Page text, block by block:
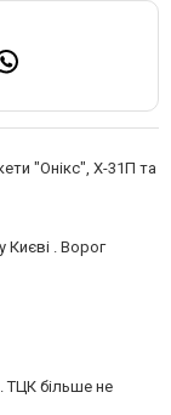
"Онікс", Х-31П та
Києві . Ворог
ТЦК більше не